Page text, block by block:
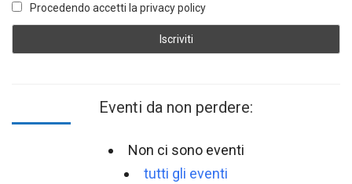
Procedendo accetti la privacy policy
Eventi da non perdere:
Non ci sono eventi
tutti gli eventi